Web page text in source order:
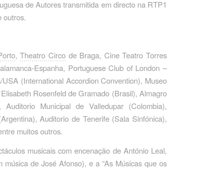
de Autores transmitida em directo na RTP1
outros.
,Theatro Circode Braga, Cine Teatro Torres
Espanha, Portuguese Club of London –
(International Accordion Convention), Museo
Rosenfeld de Gramado (Brasil), Almagro
Municipal de Valledupar (Colombia),
Auditorio de Tenerife (Sala Sinfónica),
muitos outros.
musicais com encenação de António Leal,
música de José Afonso), e a “As Músicas que os